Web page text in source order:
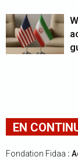
EN
Fondation Fidaa :